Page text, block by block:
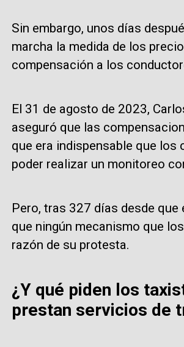
Sin embargo, unos días
marcha la medida de los
compensación a los
El 31 de agosto de 2023,
aseguró que las
que era indispensable que los
poder realizar un monitoreo
Pero, tras 327 días desde
que ningún mecanismo que
razón de su protesta.
¿Y qué piden los
prestan servicios de